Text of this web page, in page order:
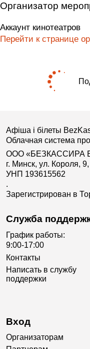
Организатор
Аккаунт кинотеатров
Перейти к странице
Афіша і білеты
Облачная система
ООО «БЕЗКАССИРА
г. Минск, ул. Короля,
УНП 193615562
.
Зарегистрирован в
Служба
График работы:
9:00-17:00
Контакты
Написать в службу
поддержки
Вход
Организаторам